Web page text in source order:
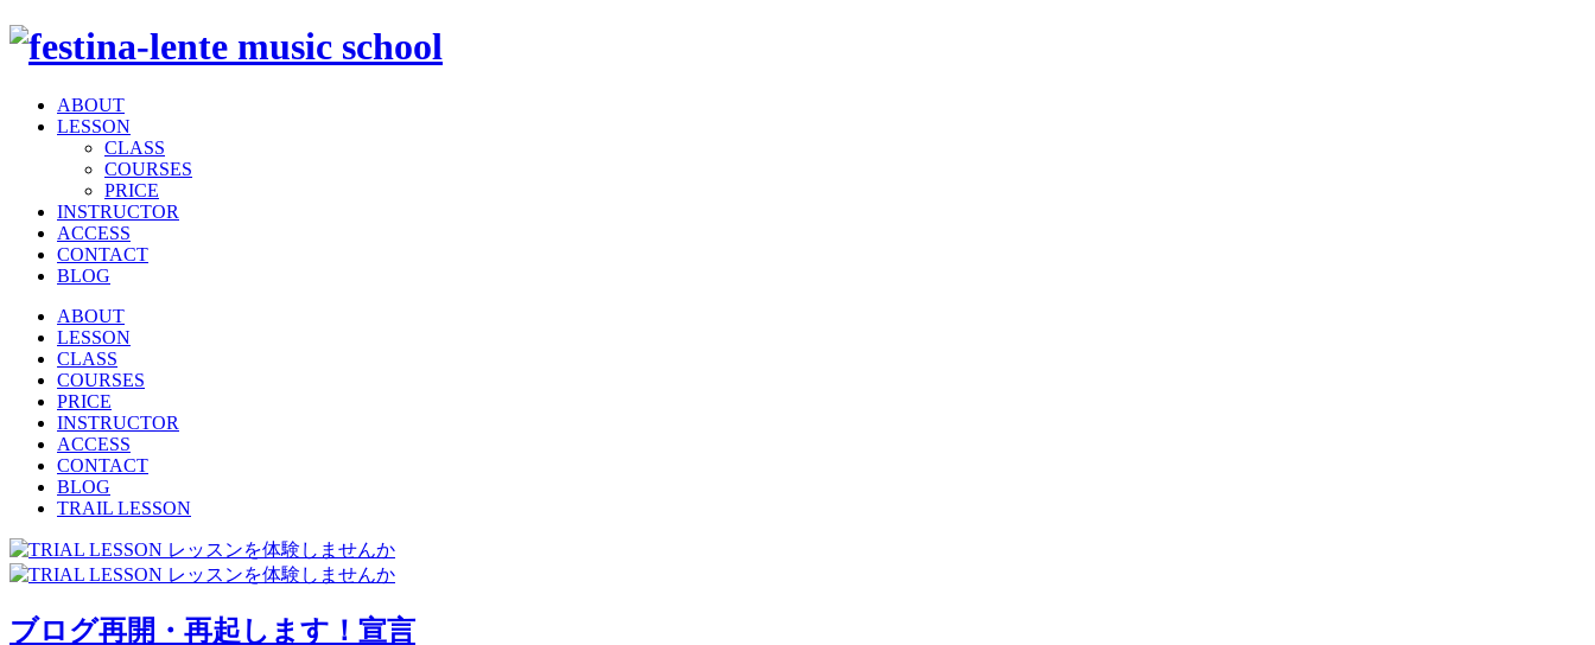
ABOUT
LESSON
CLASS
COURSES
PRICE
INSTRUCTOR
ACCESS
CONTACT
BLOG
ABOUT
LESSON
CLASS
COURSES
PRICE
INSTRUCTOR
ACCESS
CONTACT
BLOG
TRAIL LESSON
ブログ再開・再起します！宣言